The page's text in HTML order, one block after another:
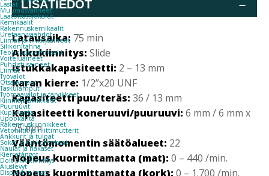
Lastat
Muurausvälineet
Laatoitustyökalut
Kemikaalit
Rakennuskemikaalit
Uretaanivaahdot
Liimat ja tiivistysaineet
Silikonitahna
Teollisuuskemikaalit
Voiteluaineet
Puhdistusaineet
Liimat
Työvalot
Otsalamput
Taskulamput
Työmaavalot ja tarvikkeet
Kiinnitys­tarvikkeet
Puuruuvit
Kupukanta
Uppokanta
Rakennuskiinnikkeet
Vetoniitit ja niittimutterit
Ankkurit ja tulpat
Sokat ja lukkorenkaat
Naulat ja hakaset
Kierretangot
Dolt piilokiinnitys
Aluslevyt
Displayt ja lavat
LISÄTIEDOT –
Latausaika: 75 min
Akkukiinnitys: Slide
Istukkakapasiteetti: 2 – 13 mm
Karan kierre: 1/2”x20 UNF
Kapasiteetti puu/teräs: 36 / 13 mm
Kapasiteetti koneruuvi/puuruuvi: 6 mm / 6 mm x
75 mm
Vääntömomentin säätöalueet: 22
Nopeus kuormittamatta (mat): 0 – 440 /min.
Nopeus kuormittamatta (kork): 0 – 1.700 /min.